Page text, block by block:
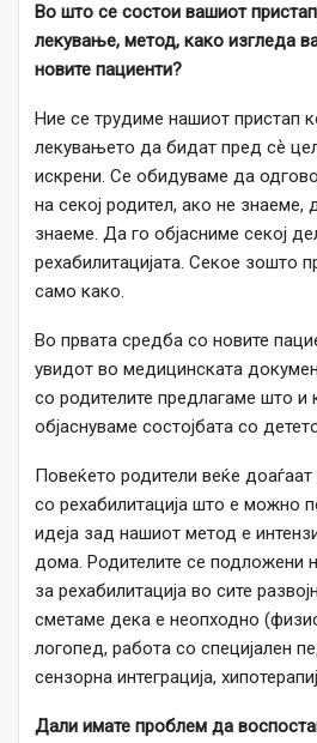
Во што се состои вашиот
лекување, метод, како изгледа
новите пациенти?
Ние се трудиме нашиот пристап
лекувањето да бидат пред сѐ
искрени. Се обидуваме да
на секој родител, ако не
знаеме. Да го објасниме секој
рехабилитацијата. Секое зошто
само како.
Во првата средба со новите
увидот во медицинската
со родителите предлагаме што и
објаснуваме состојбата со
Повеќето родители веќе
со рехабилитација што е можно
идеја зад нашиот метод е
дома. Родителите се подложени
за рехабилитација во сите
сметаме дека е неопходно
логопед, работа со специјален
сензорна интеграција,
Дали имате проблем да